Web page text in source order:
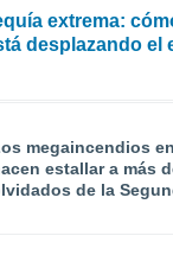
extrema:
desplazando el
megaincendios
estallar a más
de la